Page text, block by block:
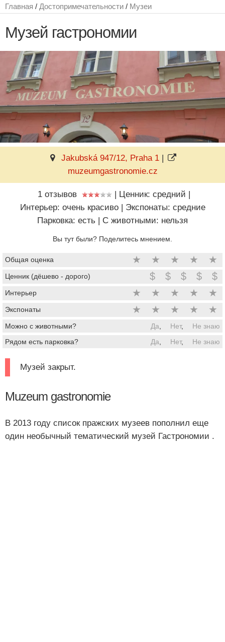
Главная / Достопримечательности / Музеи
Музей гастрономии
Jakubská 947/12, Praha 1 |
muzeumgastronomie.cz
1 отзывов | Ценник: средний |
Интерьер: очень красиво | Экспонаты: средние
Парковка: есть | C животными: нельзя
Вы тут были? Поделитесь мнением.
Общая оценка ★ ★ ★ ★ ★
Ценник (дёшево - дорого) $ $ $ $ $
Интерьер ★ ★ ★ ★ ★
Экспонаты ★ ★ ★ ★ ★
Можно с животными? Да Нет,
Не знаю
Рядом есть парковка?
Да Нет, Не знаю
Музей закрыт.
Muzeum gastronomie
В 2013 году список пражских музеев пополнил еще
один необычный тематический музей Гастрономии .